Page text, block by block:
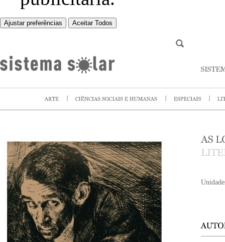
Ajustar preferências Aceitar Todos